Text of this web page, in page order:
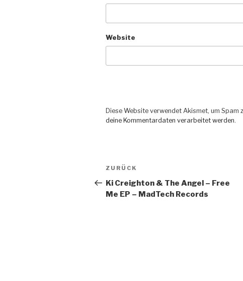
Website
Diese Website verwendet Akismet, um Spam
deine Kommentardaten verarbeitet werden.
Beitragsnavigation
Vorheriger
ZURÜCK
Ki Creighton & The Angel – Free
Me EP – MadTech Records